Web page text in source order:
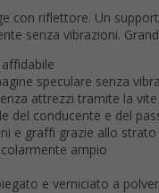
con riflettore. Un
senza vibrazioni.
speculare senza
attrezzi tramite la
del conducente e del
e graffi grazie allo
ampio
e verniciato a